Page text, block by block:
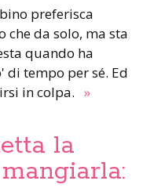
preferisca
che da solo, ma sta
quando ha
di tempo per sé. Ed
in colpa. »
la